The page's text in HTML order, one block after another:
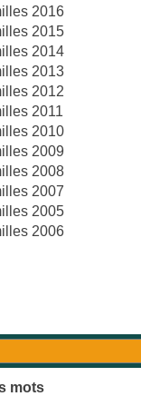
2016
2015
2014
2013
2012
2011
2010
2009
2008
2007
2005
2006
mots